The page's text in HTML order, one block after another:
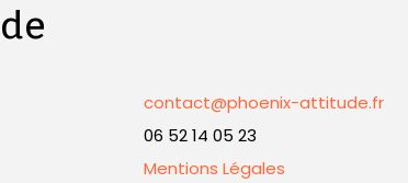
contact@phoenix-attitude.fr
06 52 14 05 23
Mentions Légales